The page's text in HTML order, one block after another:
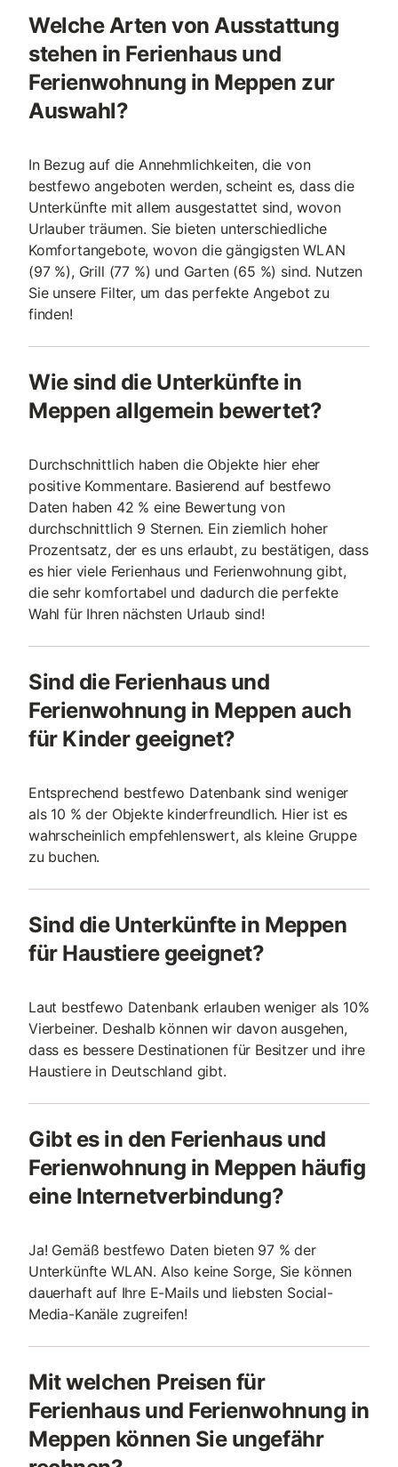
Welche Arten von Ausstattung
stehen in Ferienhaus und
Ferienwohnung in Meppen zur
Auswahl?
In Bezug auf die Annehmlichkeiten, die von
bestfewo angeboten werden, scheint es, dass die
Unterkünfte mit allem ausgestattet sind, wovon
Urlauber träumen. Sie bieten unterschiedliche
Komfortangebote, wovon die gängigsten WLAN
(97 %), Grill (77 %) und Garten (65 %) sind. Nutzen
Sie unsere Filter, um das perfekte Angebot zu
finden!
Wie sind die Unterkünfte in
Meppen allgemein bewertet?
Durchschnittlich haben die Objekte hier eher
positive Kommentare. Basierend auf bestfewo
Daten haben 42 % eine Bewertung von
durchschnittlich 9 Sternen. Ein ziemlich hoher
Prozentsatz, der es uns erlaubt, zu bestätigen, dass
es hier viele Ferienhaus und Ferienwohnung gibt,
die sehr komfortabel und dadurch die perfekte
Wahl für Ihren nächsten Urlaub sind!
Sind die Ferienhaus und
Ferienwohnung in Meppen auch
für Kinder geeignet?
Entsprechend bestfewo Datenbank sind weniger
als 10 % der Objekte kinderfreundlich. Hier ist es
wahrscheinlich empfehlenswert, als kleine Gruppe
zu buchen.
Sind die Unterkünfte in Meppen
für Haustiere geeignet?
Laut bestfewo Datenbank erlauben weniger als 10%
Vierbeiner. Deshalb können wir davon ausgehen,
dass es bessere Destinationen für Besitzer und ihre
Haustiere in Deutschland gibt.
Gibt es in den Ferienhaus und
Ferienwohnung in Meppen häufig
eine Internetverbindung?
Ja! Gemäß bestfewo Daten bieten 97 % der
Unterkünfte WLAN. Also keine Sorge, Sie können
dauerhaft auf Ihre E-Mails und liebsten Social-
Media-Kanäle zugreifen!
Mit welchen Preisen für
Ferienhaus und Ferienwohnung in
Meppen können Sie ungefähr